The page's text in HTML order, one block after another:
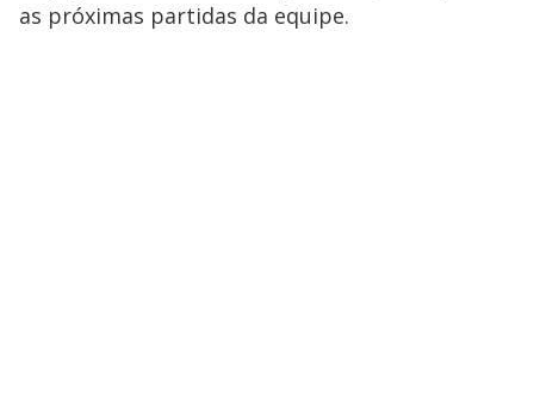
as próximas partidas da equipe.